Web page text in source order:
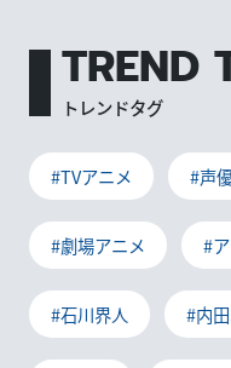
TREND
トレンドタグ
#TVアニメ #声
#劇場アニメ #
#石川界人 #内